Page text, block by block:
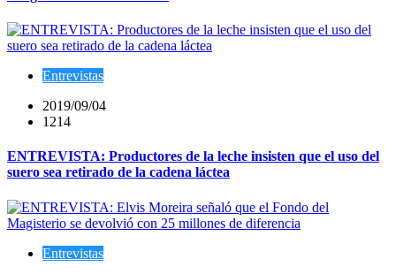
Entrevistas
2019/09/04
1214
ENTREVISTA: Productores de la leche insisten que el uso del
suero sea retirado de la cadena láctea
Entrevistas